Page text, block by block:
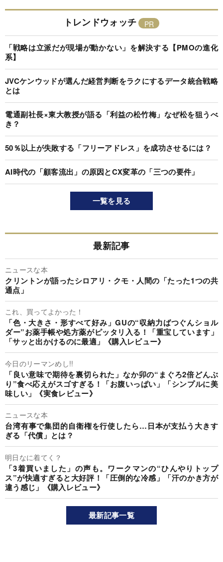
トレンドウォッチ
「戦略は立派だが現場が動かない」を解決する【PMOの進化
系】
JVCケンウッドが選んだ経営判断をラクにするデータ統合戦略
とは
電通副社長×東大教授が語る「利益の松竹梅」なぜ松を狙うべ
き？
50％以上が失敗する「フリーアドレス」を成功させるには？
AI時代の「顧客流出」の原因とCX変革の「三つの要件」
一覧を見る
最新記事
ニュースな本
クリントンが語ったシロアリ・クモ・人間の「たった1つの共
通点」
これ、買ってよかった！
「色・大きさ・形すべて好み」GUの“収納力ばつぐんショル
ダー”お薬手帳や処方薬がピッタリ入る！「重宝しています」
「サッと出かけるのに最適」《購入レビュー》
今日のリーマンめし!!
「良い意味で期待を裏切られた」なか卯の“まぐろ2倍どんぶ
り”食べ応えがスゴすぎる！「お腹いっぱい」「シンプルに美
味しい」《実食レビュー》
ニュースな本
台湾有事で集団的自衛権を行使したら…日本が支払う大きす
ぎる「代償」とは？
明日なに着てく？
「3着買いました」の声も。ワークマンの“ひんやりトップ
ス”が快適すぎると大好評！「圧倒的な冷感」「汗のかき方が
違う感じ」《購入レビュー》
最新記事一覧